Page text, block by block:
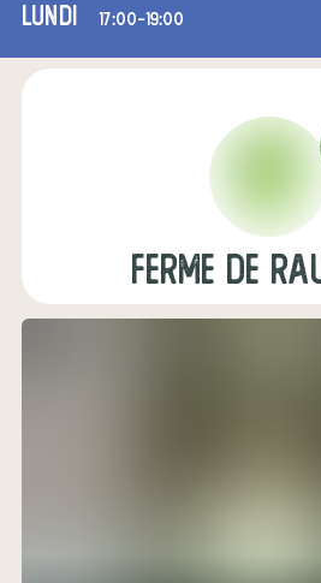
lundi 17:00-19:00
FERME DE